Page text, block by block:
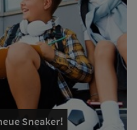
Sneaker!